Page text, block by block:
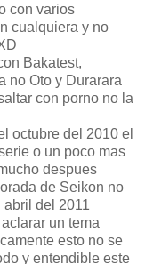
con varios
cualquiera y no
Bakatest,
no Oto y Durarara
con porno no la
octubre del 2010 el
o un poco mas
despues
de Seikon no
del 2011
un tema
esto no se
y entendible este